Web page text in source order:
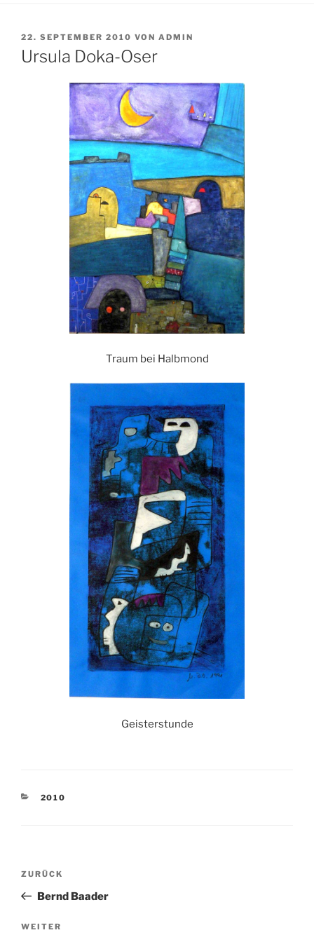
VERÖFFENTLICHT
AM
22. SEPTEMBER 2010 VON ADMIN
Ursula Doka-Oser
Traum bei Halbmond
Geisterstunde
KATEGORIEN
2010
Beitragsnavigation
Vorheriger
Beitrag
ZURÜCK
Bernd Baader
Nächster
WEITER